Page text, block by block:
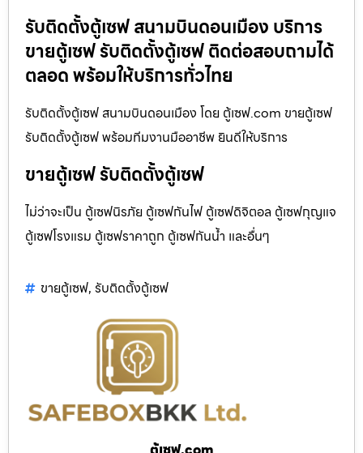
รับติดตั้งตู้เซฟ สนามบินดอนเมือง บริการ
ขายตู้เซฟ รับติดตั้งตู้เซฟ ติดต่อสอบถามได้
ตลอด พร้อมให้บริการทั่วไทย
รับติดตั้งตู้เซฟ สนามบินดอนเมือง โดย ตู้เซฟ.com ขายตู้เซฟ
รับติดตั้งตู้เซฟ พร้อมทีมงานมืออาชีพ ยินดีให้บริการ
ขายตู้เซฟ รับติดตั้งตู้เซฟ
ไม่ว่าจะเป็น ตู้เซฟนิรภัย ตู้เซฟกันไฟ ตู้เซฟดิจิตอล ตู้เซฟกุญแจ
ตู้เซฟโรงแรม ตู้เซฟราคาถูก ตู้เซฟกันน้ำ และอื่นๆ
ขายตู้เซฟ, รับติดตั้งตู้เซฟ